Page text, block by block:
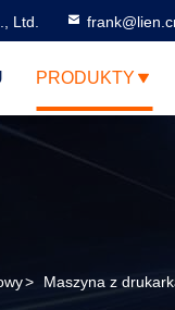
Ltd.
PRODUKTY
> Maszyna z